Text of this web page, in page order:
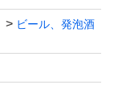
ビール、発泡酒